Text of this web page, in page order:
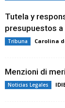
Tutela y
presupuestos a
Tribuna Carolina
Menzioni di
Noticias Legales